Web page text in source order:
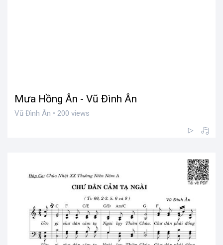
Mưa Hồng Ân - Vũ Đình Ân
Vũ Đình Ân • 200 views